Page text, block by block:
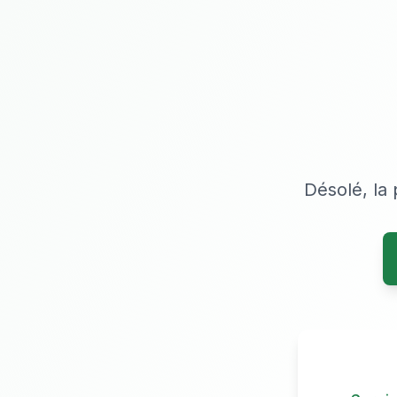
Désolé, la